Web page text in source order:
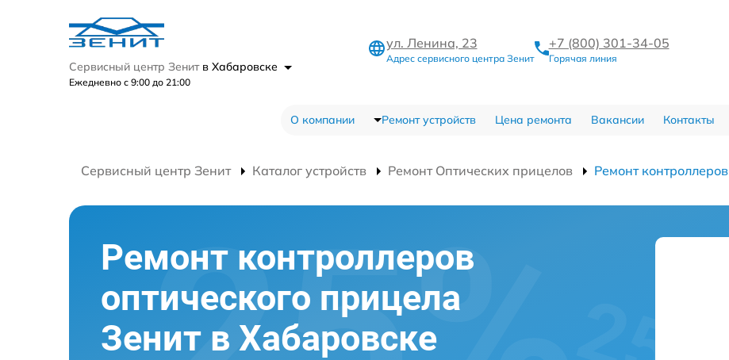
Сервисный центр Зенит в Хабаровске
Ежедневно с 9:00 до 21:00
ул. Ленина, 23
Адрес сервисного центра Зенит
+7 (800) 301-34-05
Горячая линия
О компании Ремонт устройств Цена ремонта Вакансии Контакты
Сервисный центр Зенит Каталог устройств Ремонт Оптических прицелов Ремонт контроллеров
Ремонт контроллеров
оптического прицела
Зенит в Хабаровске